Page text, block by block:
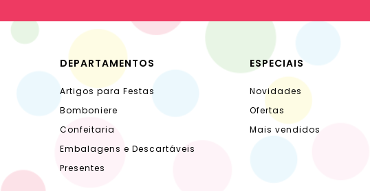
DEPARTAMENTOS
Artigos para Festas
Bomboniere
Confeitaria
Embalagens e Descartáveis
Presentes
ESPECIAIS
Novidades
Ofertas
Mais vendidos